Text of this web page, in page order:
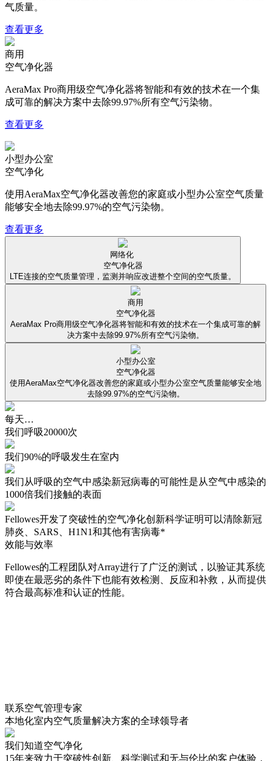
气质量。
查看更多
商用
空气净化器
AeraMax Pro商用级空气净化器将智能和有效的技术在一个集
成可靠的解决方案中去除99.97%所有空气污染物。
查看更多
小型办公室
空气净化
使用AeraMax空气净化器改善您的家庭或小型办公室空气质量
能够安全地去除99.97%的空气污染物。
查看更多
网络化
空气净化器
LTE连接的空气质量管理，监测并响应改进整个空间的空气质量。
商用
空气净化器
AeraMax Pro商用级空气净化器将智能和有效的技术在一个集成可靠的解
决方案中去除99.97%所有空气污染物。
小型办公室
空气净化器
使用AeraMax空气净化器改善您的家庭或小型办公室空气质量能够安全地
去除99.97%的空气污染物。
每天…
我们呼吸20000次
我们90%的呼吸发生在室内
我们从呼吸的空气中感染新冠病毒的可能性是从空气中感染的
1000倍我们接触的表面
Fellowes开发了突破性的空气净化创新科学证明可以清除新冠
肺炎、SARS、H1N1和其他有害病毒*
效能与效率
Fellowes的工程团队对Array进行了广泛的测试，以验证其系统
即使在最恶劣的条件下也能有效检测、反应和补救，从而提供
符合最高标准和认证的性能。
联系空气管理专家
本地化室内空气质量解决方案的全球领导者
我们知道空气净化
15年来致力于突破性创新、科学测试和无与伦比的客户体验，